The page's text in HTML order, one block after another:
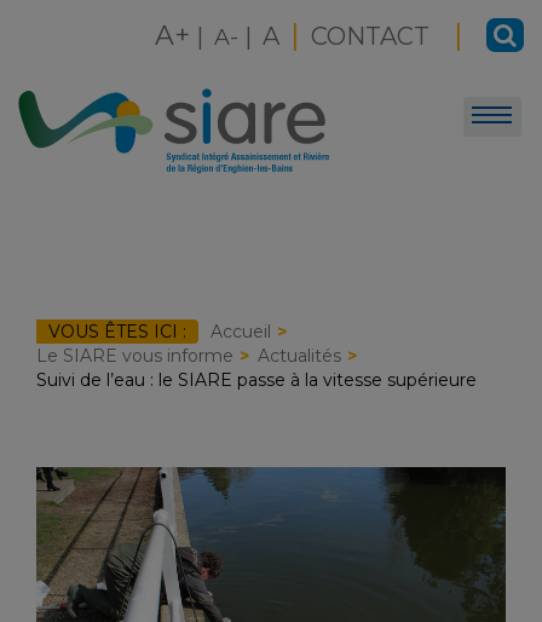
CONTACT |
A+ | A- | A |
VOUS ÊTES ICI :
Accueil
Le SIARE vous informe
Actualités
Suivi de l’eau : le SIARE passe à la vitesse supérieure